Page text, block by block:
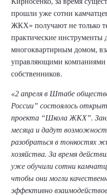
прошли уже сотни
ЖКХ» получают не только
практические инструменты
многоквартирным домом,
управляющими компаниями
собственников.
«2 апреля в Штабе
России” состоялось
проекта “Школа ЖКХ”.
месяца и дадут
разобраться в тонкостях
хозяйства. За время
уже обучили сотни
чтобы они могли
эффективно